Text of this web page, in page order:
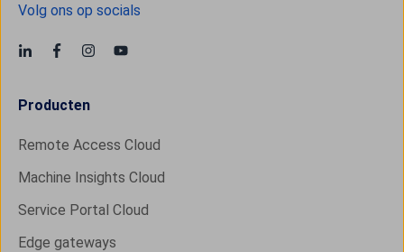
Volg ons op socials
Producten
Remote Access Cloud
Machine Insights Cloud
Service Portal Cloud
Edge gateways